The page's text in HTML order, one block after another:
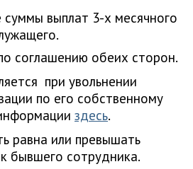
выплат 3-х месячного
соглашению обеих сторон.
при увольнении
по его собственному
здесь.
равна или превышать
бывшего сотрудника.